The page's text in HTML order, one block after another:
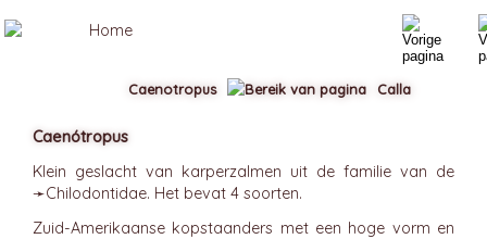
Caenótropus
Klein geslacht van karperzalmen uit de familie van de
➛Chilodontidae. Het bevat 4 soorten.
Zuid-Amerikaanse kopstaanders met een hoge vorm en
Caenotropus Calla